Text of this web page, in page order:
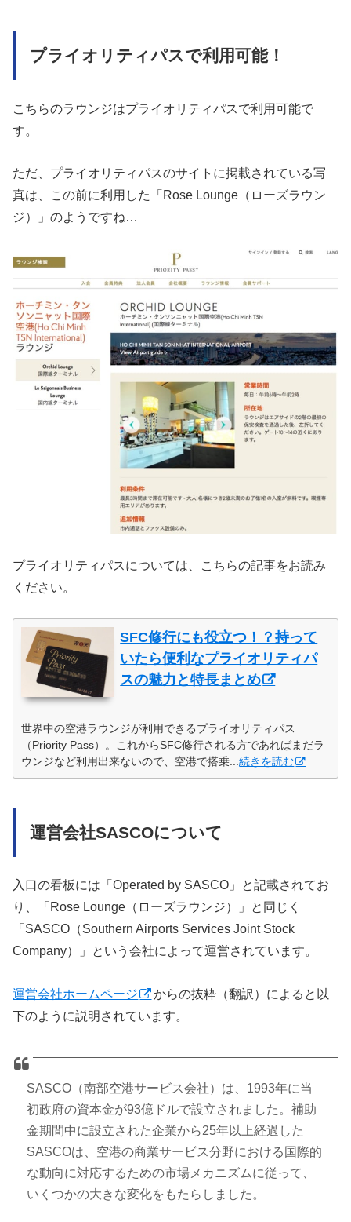
プライオリティパスで利用可能！
こちらのラウンジはプライオリティパスで利用可能で
す。
ただ、プライオリティパスのサイトに掲載されている写
真は、この前に利用した「Rose Lounge（ローズラウン
ジ）」のようですね…
プライオリティパスについては、こちらの記事をお読み
ください。
SFC修行にも役立つ！？持って
いたら便利なプライオリティパ
スの魅力と特長まとめ
世界中の空港ラウンジが利用できるプライオリティパス
（Priority Pass）。これからSFC修行される方であればまだラ
ウンジなど利用出来ないので、空港で搭乗...続きを読む
運営会社SASCOについて
入口の看板には「Operated by SASCO」と記載されてお
り、「Rose Lounge（ローズラウンジ）」と同じく
「SASCO（Southern Airports Services Joint Stock
Company）」という会社によって運営されています。
運営会社ホームページ
からの抜粋（翻訳）によると以
下のように説明されています。
SASCO（南部空港サービス会社）は、1993年に当
初政府の資本金が93億ドルで設立されました。補助
金期間中に設立された企業から25年以上経過した
SASCOは、空港の商業サービス分野における国際的
な動向に対応するための市場メカニズムに従って、
いくつかの大きな変化をもたらしました。